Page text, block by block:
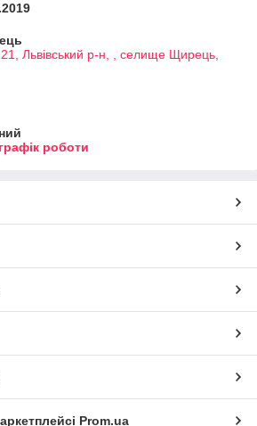
Львівський р-н, , селище Щирець,
роботи
Prom.ua